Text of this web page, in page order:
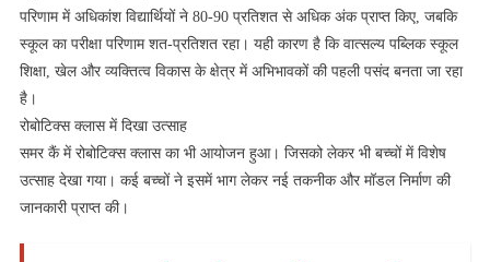
परिणाम में अधिकांश विद्यार्थियों ने 80-90 प्रतिशत से अधिक अंक प्राप्त किए, जबकि
स्कूल का परीक्षा परिणाम शत-प्रतिशत रहा। यही कारण है कि वात्सल्य पब्लिक स्कूल
शिक्षा, खेल और व्यक्तित्व विकास के क्षेत्र में अभिभावकों की पहली पसंद बनता जा रहा
है।
रोबोटिक्स क्लास में दिखा उत्साह
समर कैं में रोबोटिक्स क्लास का भी आयोजन हुआ। जिसको लेकर भी बच्चों में विशेष
उत्साह देखा गया। कई बच्चों ने इसमें भाग लेकर नई तकनीक और मॉडल निर्माण की
जानकारी प्राप्त की।